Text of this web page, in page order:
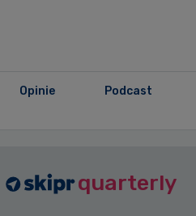
Opinie Podcast
quarterly